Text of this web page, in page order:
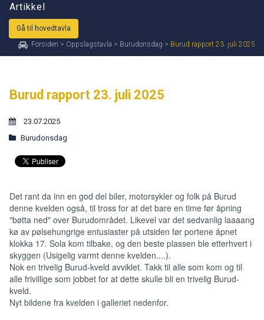
Artikkel
Gå til hovedtavla
Forsiden > Oppslagstavla > Burudonsdag > Burud rapport 23. juli 2025
Burud rapport 23. juli 2025
23.07.2025
Burudonsdag
Det rant da inn en god del biler, motorsykler og folk på Burud
denne kvelden også, til tross for at det bare en time før åpning
"bøtta ned" over Burudområdet. Likevel var det sedvanlig laaaang
kø av pølsehungrige entusiaster på utsiden før portene åpnet
klokka 17. Sola kom tilbake, og den beste plassen ble etterhvert i
skyggen (Usigelig varmt denne kvelden....).
Nok en trivelig Burud-kveld avviklet. Takk til alle som kom og til
alle frivillige som jobbet for at dette skulle bli en trivelig Burud-
kveld.
Nyt bildene fra kvelden i galleriet nedenfor.